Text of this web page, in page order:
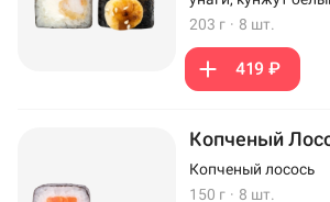
203 г · 8 шт.
419 ₽
Копченый
Копченый лосось
150 г · 8 шт.